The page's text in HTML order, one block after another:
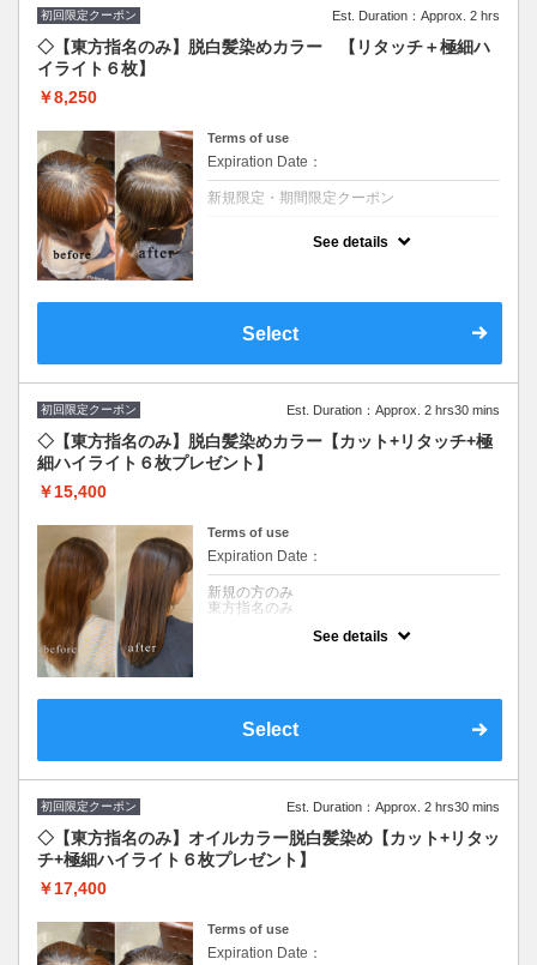
初回限定クーポン Est. Duration：Approx. 2 hrs
◇【東方指名のみ】脱白髪染めカラー 【リタッチ＋極細ハ
イライト６枚】
￥8,250
Terms of use
Expiration Date：
新規限定・期間限定クーポン
らします。極細ハイライトで徐々に明るく
＋￥2,750頂戴いたします。
※施術時間はあくまで目安時間となりますの
で余裕を持ったご予約をお願い致します。
See details
Select
初回限定クーポン Est. Duration：Approx. 2 hrs30 mins
◇【東方指名のみ】脱白髪染めカラー【カット+リタッチ+極
細ハイライト６枚プレゼント】
￥15,400
Terms of use
Expiration Date：
新規の方のみ
東方指名のみ
ク）で頭皮環境を改善し白髪の増加原因を減
るくしデザインします♪※全体カラーの場合
See details
Select
初回限定クーポン Est. Duration：Approx. 2 hrs30 mins
◇【東方指名のみ】オイルカラー脱白髪染め【カット+リタッ
チ+極細ハイライト６枚プレゼント】
￥17,400
Terms of use
Expiration Date：